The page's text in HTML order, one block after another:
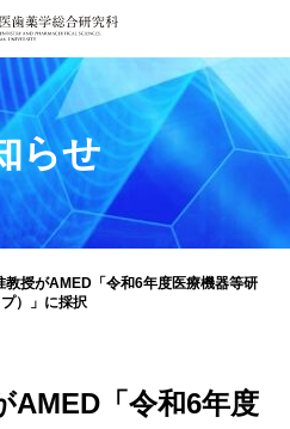
らせ
教授がAMED「令和6年度医療機器等研
）」に採択
AMED「令和6年度